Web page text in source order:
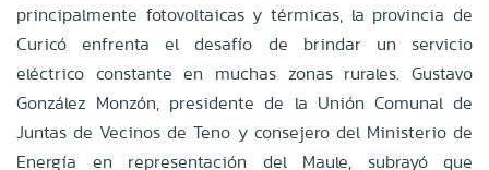
principalmente fotovoltaicas y térmicas, la provincia de
Curicó enfrenta el desafío de brindar un servicio
eléctrico constante en muchas zonas rurales. Gustavo
González Monzón, presidente de la Unión Comunal de
Juntas de Vecinos de Teno y consejero del Ministerio de
Energía en representación del Maule, subrayó que